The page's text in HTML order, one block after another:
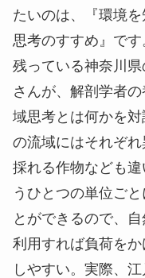
たいのは、『環境
思考のすすめ』で
残っている神奈川
さんが、解剖学者
域思考とは何かを
の流域にはそれぞれ
採れる作物なども
うひとつの単位ご
とができるので、
利用すれば負荷を
しやすい。実際、